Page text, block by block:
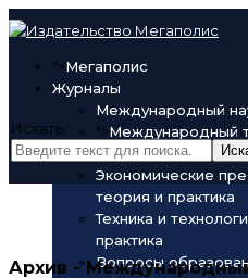
">Мегаполис
Журналы
Международный
">Международный
журнал
Экономические
теория и практика
Техника и
практика
Вопросы
Искать...
Архив -